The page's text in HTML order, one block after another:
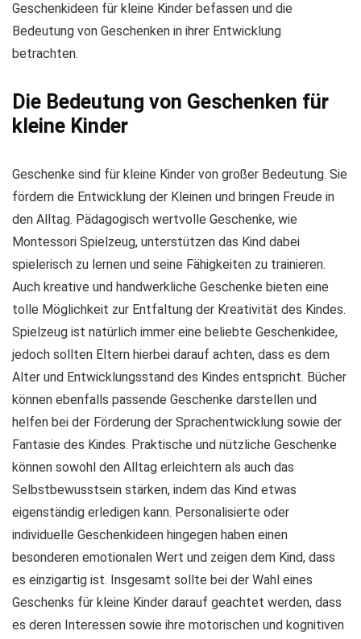
Geschenkideen für kleine Kinder befassen und die
Bedeutung von Geschenken in ihrer Entwicklung
betrachten.
Die Bedeutung von Geschenken für
kleine Kinder
Geschenke sind für kleine Kinder von großer Bedeutung. Sie
fördern die Entwicklung der Kleinen und bringen Freude in
den Alltag. Pädagogisch wertvolle Geschenke, wie
Montessori Spielzeug, unterstützen das Kind dabei
spielerisch zu lernen und seine Fähigkeiten zu trainieren.
Auch kreative und handwerkliche Geschenke bieten eine
tolle Möglichkeit zur Entfaltung der Kreativität des Kindes.
Spielzeug ist natürlich immer eine beliebte Geschenkidee,
jedoch sollten Eltern hierbei darauf achten, dass es dem
Alter und Entwicklungsstand des Kindes entspricht. Bücher
können ebenfalls passende Geschenke darstellen und
helfen bei der Förderung der Sprachentwicklung sowie der
Fantasie des Kindes. Praktische und nützliche Geschenke
können sowohl den Alltag erleichtern als auch das
Selbstbewusstsein stärken, indem das Kind etwas
eigenständig erledigen kann. Personalisierte oder
individuelle Geschenkideen hingegen haben einen
besonderen emotionalen Wert und zeigen dem Kind, dass
es einzigartig ist. Insgesamt sollte bei der Wahl eines
Geschenks für kleine Kinder darauf geachtet werden, dass
es deren Interessen sowie ihre motorischen und kognitiven